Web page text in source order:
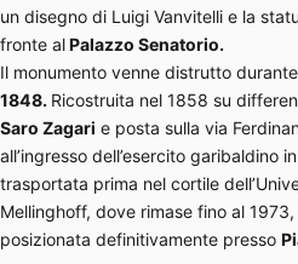
un disegno di Luigi Vanvitelli e la
fronte alPalazzo Senatorio.
Il monumento venne distrutto
1848. Ricostruita nel 1858 su
Saro Zagari e posta sulla via
all’ingresso dell’esercito garibaldino
trasportata prima nel cortile
Mellinghoff, dove rimase fino al
posizionata definitivamente presso